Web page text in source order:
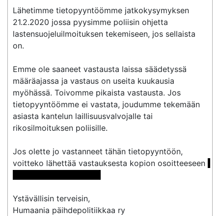
Lähetimme tietopyyntöömme jatkokysymyksen
21.2.2020 jossa pyysimme poliisin ohjetta
lastensuojeluilmoituksen tekemiseen, jos sellaista
on.
Emme ole saaneet vastausta laissa säädetyssä
määräajassa ja vastaus on useita kuukausia
myöhässä. Toivomme pikaista vastausta. Jos
tietopyyntöömme ei vastata, joudumme tekemään
asiasta kantelun laillisuusvalvojalle tai
rikosilmoituksen poliisille.
Jos olette jo vastanneet tähän tietopyyntöön,
Ystävällisin terveisin,
Humaania päihdepolitiikkaa ry